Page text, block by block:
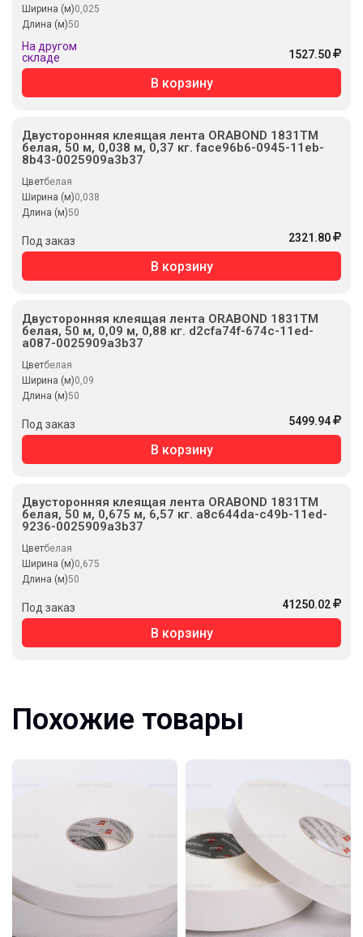
Ширина (м)0,025
Длина (м)50
На другом
складе
1527.50
В корзину
Двусторонняя клеящая лента ORABOND 1831ТМ
белая, 50 м, 0,038 м, 0,37 кг. face96b6-0945-11eb-
8b43-0025909a3b37
Цветбелая
Ширина (м)0,038
Длина (м)50
Под заказ 2321.80
В корзину
Двусторонняя клеящая лента ORABOND 1831ТМ
белая, 50 м, 0,09 м, 0,88 кг. d2cfa74f-674c-11ed-
a087-0025909a3b37
Цветбелая
Ширина (м)0,09
Длина (м)50
Под заказ 5499.94
В корзину
Двусторонняя клеящая лента ORABOND 1831ТМ
белая, 50 м, 0,675 м, 6,57 кг. a8c644da-c49b-11ed-
9236-0025909a3b37
Цветбелая
Ширина (м)0,675
Длина (м)50
Под заказ 41250.02
В корзину
Похожие товары